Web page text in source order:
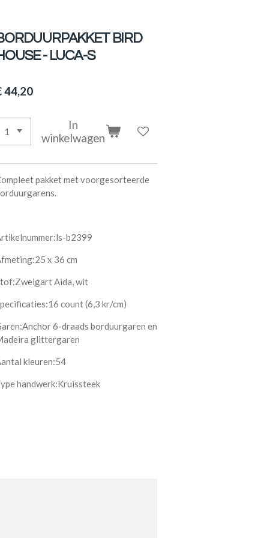
BIRD
- LUCA-S
44,20
In
winkelwagen
pakket met voorgesorteerde
b2399
x 36 cm
Aida, wit
count (6,3 kr/cm)
6-draads borduurgaren en
glittergaren
kleuren:54
handwerk:Kruissteek